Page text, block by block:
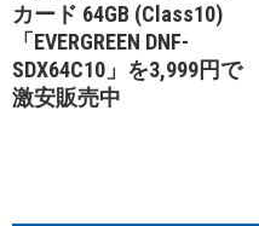
カード 64GB (Class10)
「EVERGREEN DNF-
SDX64C10」を3,999円で
激安販売中